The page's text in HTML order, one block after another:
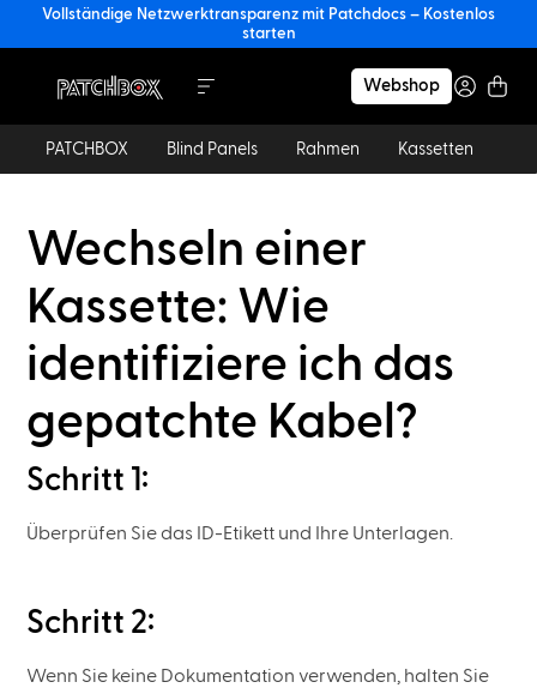
Vollständige Netzwerktransparenz mit Patchdocs – Kostenlos
starten
Webshop
PATCHBOX Blind Panels Rahmen Kassetten
Wechseln einer
Kassette: Wie
identifiziere ich das
gepatchte Kabel?
Schritt 1:
Überprüfen Sie das ID-Etikett und Ihre Unterlagen.
Schritt 2:
Wenn Sie keine Dokumentation verwenden, halten Sie